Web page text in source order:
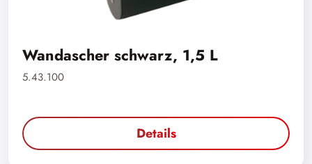
Wandascher schwarz, 1,5 L
5.43.100
Details